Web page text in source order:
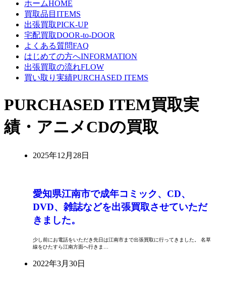
ホームHOME
買取品目 ITEMS
出張買取PICK-UP
宅配買取DOOR-to-DOOR
よくある質問FAQ
はじめての方へINFORMATION
出張買取の流れFLOW
買い取り実績PURCHASED ITEMS
PURCHASED ITEM買取実
績・アニメCDの買取
2025年12月28日
愛知県江南市で成年コミック、CD、
DVD、雑誌などを出張買取させていただ
きました。
少し前にお電話をいただき先日は江南市まで出張買取に行ってきました。 名草
線をひたすら江南方面へ行きま…
2022年3月30日